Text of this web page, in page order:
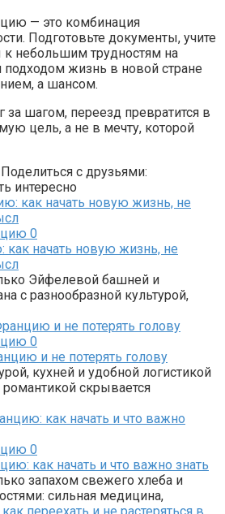
— это комбинация
Подготовьте документы, учите
к небольшим трудностям на
подходом жизнь в новой стране
а шансом.
за шагом, переезд превратится в
цель, а не в мечту, которой
с друзьями:
интересно
0
начать новую жизнь, не
Эйфелевой башней и
с разнообразной культурой,
0
и не потерять голову
кухней и удобной логистикой
скрывается
0
как начать и что важно знать
запахом свежего хлеба и
сильная медицина,